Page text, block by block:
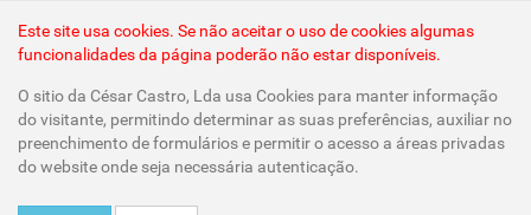
Este site usa cookies. Se não aceitar o uso de cookies algumas
funcionalidades da página poderão não estar disponíveis.
O sitio da César Castro, Lda usa Cookies para manter informação
do visitante, permitindo determinar as suas preferências, auxiliar no
preenchimento de formulários e permitir o acesso a áreas privadas
do website onde seja necessária autenticação.